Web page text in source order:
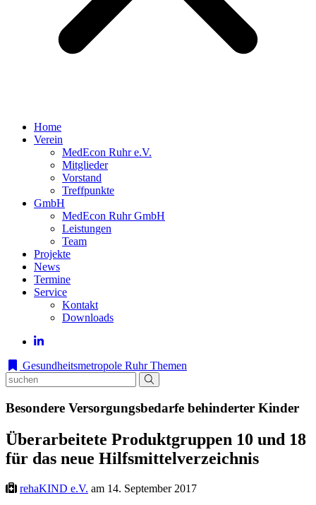
Home
Verein
MedEcon Ruhr e.V.
Mitglieder
Vorstand
Treffpunkte
GmbH
MedEcon Ruhr GmbH
Leistungen
Team
Projekte
News
Termine
Service
Kontakt
Downloads
Gesundheitsmetropole Ruhr Themen
Besondere Versorgungsbedarfe behinderter Kinder
Überarbeitete Produktgruppen 10 und 18
für das neue Hilfsmittelverzeichnis
rehaKIND e.V. am 14. September 2017